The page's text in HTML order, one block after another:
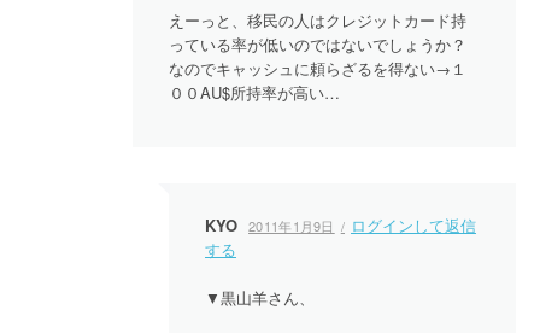
えーっと、移民の人はクレジットカード持
っている率が低いのではないでしょうか？
なのでキャッシュに頼らざるを得ない→１
００AU$所持率が高い…
KYO 2011年1月9日
ログインして返信
する
▼黒山羊さん、